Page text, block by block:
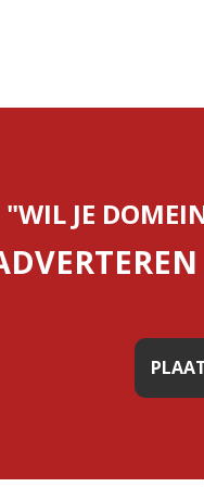
"WIL JE